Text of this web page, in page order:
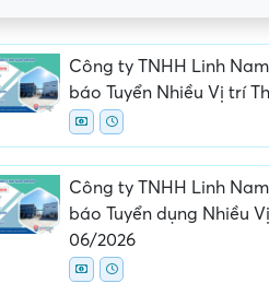
Công ty TNHH Linh
báo Tuyển Nhiều Vị trí
Công ty TNHH Linh
báo Tuyển dụng Nhiều
06/2026